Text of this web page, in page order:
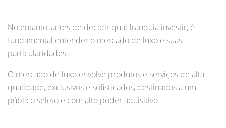
No entanto, antes de decidir qual franquia investir, é
fundamental entender o mercado de luxo e suas
particularidades
O mercado de luxo envolve produtos e serviços de alta
qualidade, exclusivos e sofisticados, destinados a um
público seleto e com alto poder aquisitivo